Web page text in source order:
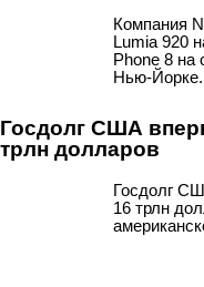
Компания
Lumia 920
Phone 8 на
Нью-Йорке.
Госдолг США
трлн долларов
Госдолг
16 трлн